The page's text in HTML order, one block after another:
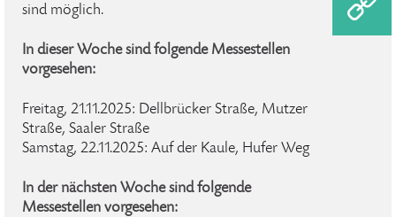
sind möglich.
In dieser Woche sind folgende Messestellen
vorgesehen:
Freitag, 21.11.2025: Dellbrücker Straße, Mutzer
Straße, Saaler Straße
Samstag, 22.11.2025: Auf der Kaule, Hufer Weg
In der nächsten Woche sind folgende
Messestellen vorgesehen: